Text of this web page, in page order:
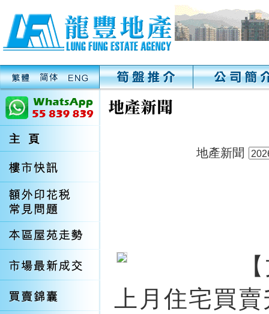
地產新聞
上月住宅買